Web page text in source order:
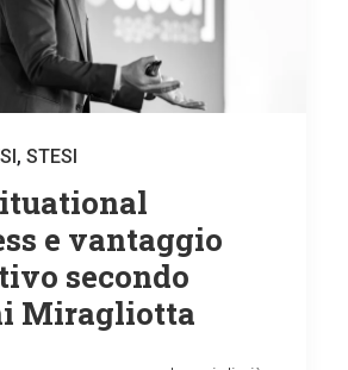
, STESI
e vantaggio
secondo
Miragliotta